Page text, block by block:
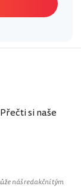
si naše
náš redakční tým